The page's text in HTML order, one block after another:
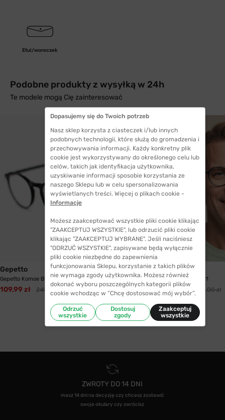
Etui/woreczek
Podobne produkty z wysyłką w 24h
Te modele mogą Cię zainteresować
Gepetto
Gepetto Komoe Black C1
109,99 zł 240,00 zł
Gepetto
Gepetto Parana I C1
109,99 zł 240,00 zł
ZWROTY DO 14 DNI
masz 14 dni na decyzję czy chcesz zostawić
swoje okulary czy zwrócisz
Dopasujemy się do Twoich potrzeb
Nasz sklep korzysta z ciasteczek i/lub innych
podobnych technologii, które służą do gromadzenia i
przechowywania informacji. Każdy konkretny plik
cookie jest wykorzystywany do określonego celu lub
celów, takich jak identyfikacja użytkownika,
uzyskiwanie informacji sposobie korzystania ze
naszego Sklepu lub w celu spersonalizowania
wyświetlanych treści. Więcej o plikach cookie -
Informacje
Możesz zaakceptować wszystkie pliki cookie klikając
"ZAAKCEPTUJ WSZYSTKIE", lub odrzucić pliki cookie
klikając "ZAAKCEPTUJ WYBRANE". Jeśli naciśniesz
"ODRZUĆ WSZYSTKIE", zapisywane będą wyłącznie
pliki cookie niezbędne do zapewnienia
funkcjonowania Sklepu, korzystanie z takich plików
nie wymaga zgody użytkownika. Możesz również
dokonać wyboru poszczególnych kategorii plików
cookie wchodząc w “Chcę dostosować mój wybór”.
Odrzuć
wszystkie
Dostosuj
zgody
Zaakceptuj
wszystkie